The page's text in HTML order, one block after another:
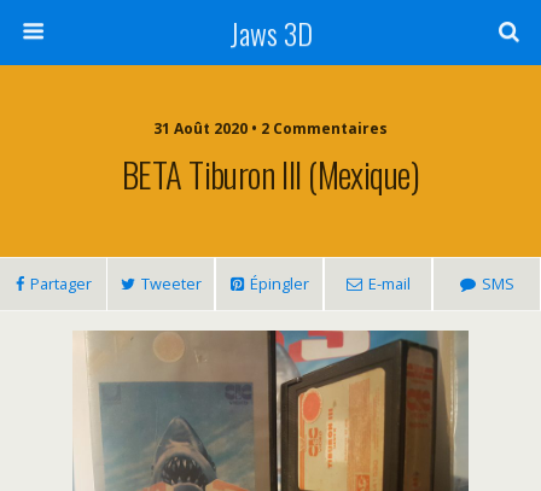
Jaws 3D
31 Août 2020 • 2 Commentaires
BETA Tiburon III (Mexique)
Partager Tweeter Épingler E-mail SMS